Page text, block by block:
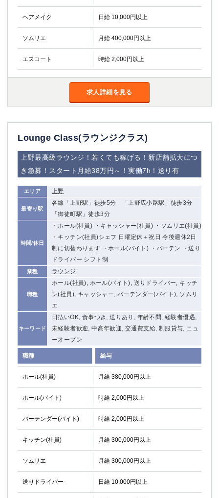
ヘアメイク 日給 10,000円以上
ソムリエ 月給 400,000円以上
エスコート 時給 2,000円以上
求人詳細を見る
Lounge Class(ラウンジクラス)
上野最高級ラウンジ！若くても稼げる！新店舗拡大につ
き急募！スタート月給38万円～！実働7h！送り有
エリア 上野
最寄り駅
各線「上野駅」徒歩5分 「上野広小路駅」徒歩3分
「御徒町駅」徒歩3分
時間/休日
・ホール(社員) ・キャッシャー(社員) ・ソムリエ(社員)
・キッチン(社員)シェフ 日曜定休＋祝日 今後週休2日
制に切替わります ・ホール(バイト) ・バーテン ・送り
ドライバー シフト制
業種 ラウンジ
職種
ホール(社員), ホール(バイト), 送りドライバー, キッチ
ン(社員), キャッシャー, バーテンダー(バイト), ソムリ
エ
キーワード
日払いOK, 食事つき, 送りあり, 年齢不問, 経験者優遇,
未経験者歓迎, 中高年歓迎, 交通費支給, 制服貸与, ニュ
ーオープン
職種 給与
ホール(社員) 月給 380,000円以上
ホール(バイト) 時給 2,000円以上
バーテンダー(バイト) 時給 2,000円以上
キッチン(社員) 月給 300,000円以上
ソムリエ 月給 300,000円以上
送りドライバー 日給 10,000円以上